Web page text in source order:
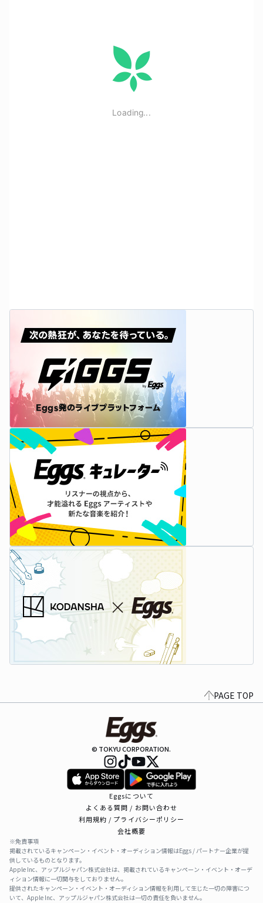
PAGE TOP
© TOKYU CORPORATION.
Eggsについて
よくある質問 / お問い合わせ
利用規約 / プライバシーポリシー
会社概要
※免責事項
掲載されているキャンペーン・イベント・オーディション情報はEggs / パートナー企業が提
供しているものとなります。
Apple Inc、アップルジャパン株式会社は、掲載されているキャンペーン・イベント・オーデ
ィション情報に一切関与をしておりません。
提供されたキャンペーン・イベント・オーディション情報を利用して生じた一切の障害につ
いて、Apple Inc、アップルジャパン株式会社は一切の責任を負いません。